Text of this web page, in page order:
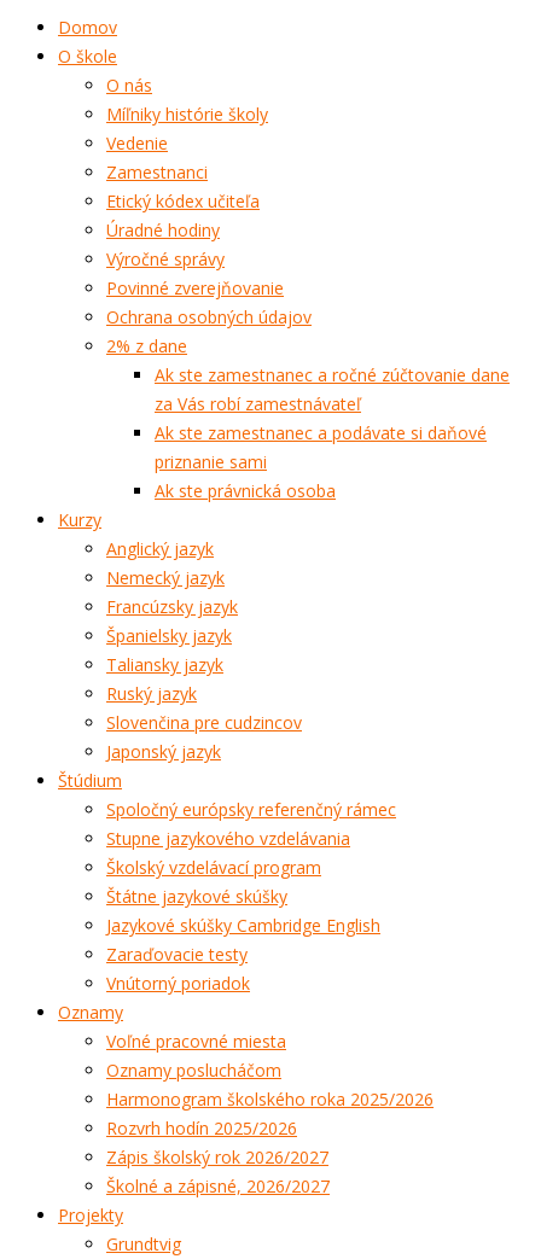
Domov
O škole
O nás
Míľniky histórie školy
Vedenie
Zamestnanci
Etický kódex učiteľa
Úradné hodiny
Výročné správy
Povinné zverejňovanie
Ochrana osobných údajov
2% z dane
Ak ste zamestnanec a ročné zúčtovanie dane
za Vás robí zamestnávateľ
Ak ste zamestnanec a podávate si daňové
priznanie sami
Ak ste právnická osoba
Kurzy
Anglický jazyk
Nemecký jazyk
Francúzsky jazyk
Španielsky jazyk
Taliansky jazyk
Ruský jazyk
Slovenčina pre cudzincov
Japonský jazyk
Štúdium
Spoločný európsky referenčný rámec
Stupne jazykového vzdelávania
Školský vzdelávací program
Štátne jazykové skúšky
Jazykové skúšky Cambridge English
Zaraďovacie testy
Vnútorný poriadok
Oznamy
Voľné pracovné miesta
Oznamy poslucháčom
Harmonogram školského roka 2025/2026
Rozvrh hodín 2025/2026
Zápis školský rok 2026/2027
Školné a zápisné, 2026/2027
Projekty
Grundtvig